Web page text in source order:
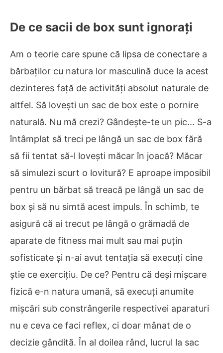
De ce sacii de box sunt ignorați
Am o teorie care spune că lipsa de conectare a
bărbaților cu natura lor masculină duce la acest
dezinteres față de activități absolut naturale de
altfel. Să lovești un sac de box este o pornire
naturală. Nu mă crezi? Gândește-te un pic... S-a
întâmplat să treci pe lângă un sac de box fără
să fii tentat să-l lovești măcar în joacă? Măcar
să simulezi scurt o lovitură? E aproape imposibil
pentru un bărbat să treacă pe lângă un sac de
box și să nu simtă acest impuls. În schimb, te
asigură că ai trecut pe lângă o grămadă de
aparate de fitness mai mult sau mai puțin
sofisticate și n-ai avut tentația să execuți cine
știe ce exercițiu. De ce? Pentru că deși mișcare
fizică e-n natura umană, să execuți anumite
mișcări sub constrângerile respectivei aparaturi
nu e ceva ce faci reflex, ci doar mânat de o
decizie gândită. În al doilea rând, lucrul la sac